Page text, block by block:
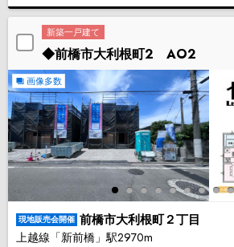
新築一戸建て
◆前橋市大利根町2 AO2
画像多数
現地販売会開催 前橋市大利根町２丁目
上越線「新前橋」駅2970m